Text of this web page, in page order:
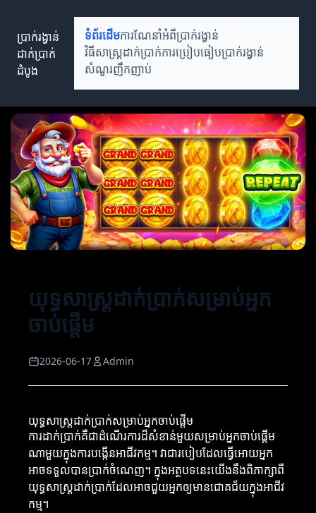
ប្រាក់រង្វាន់
ដាក់ប្រាក់
ដំបូង
ទំព័រដើមការណែនាំអំពីប្រាក់រង្វាន់
វិធីសាស្ត្រដាក់ប្រាក់ការប្រៀបធៀបប្រាក់រង្វាន់
សំណួរញឹកញាប់
យុទ្ធសាស្ត្រដាក់ប្រាក់សម្រាប់អ្នក
ចាប់ផ្តើម
2026-06-17 Admin
យុទ្ធសាស្ត្រដាក់ប្រាក់សម្រាប់អ្នកចាប់ផ្តើម
ការដាក់ប្រាក់គឺជាដំណើរការដ៏សំខាន់មួយសម្រាប់អ្នកចាប់ផ្តើម
ណាមួយក្នុងការបង្កើនអាជីវកម្ម។ វាជារបៀបដែលធ្វើអោយអ្នក
អាចទទួលបានប្រាក់ចំណេញ។ ក្នុងអត្ថបទនេះយើងនឹងពិភាក្សាពី
យុទ្ធសាស្ត្រដាក់ប្រាក់ដែលអាចជួយអ្នកឲ្យមានជោគជ័យក្នុងអាជីវ
កម្ម។